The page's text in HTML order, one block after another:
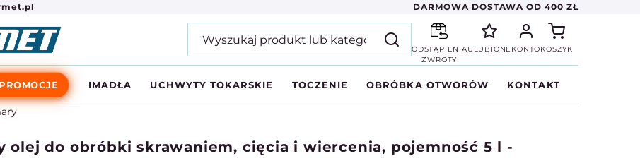
DARMOWA DOSTAWA OD 400 ZŁ
ODSTĄPIENIA
ZWROTY
ULUBIONE KONTOKOSZYK
IMADŁA UCHWYTY TOKARSKIE TOCZENIE OBRÓBKA OTWORÓW KONTAKT
olej do obróbki skrawaniem, cięcia i wiercenia, pojemność 5 l -